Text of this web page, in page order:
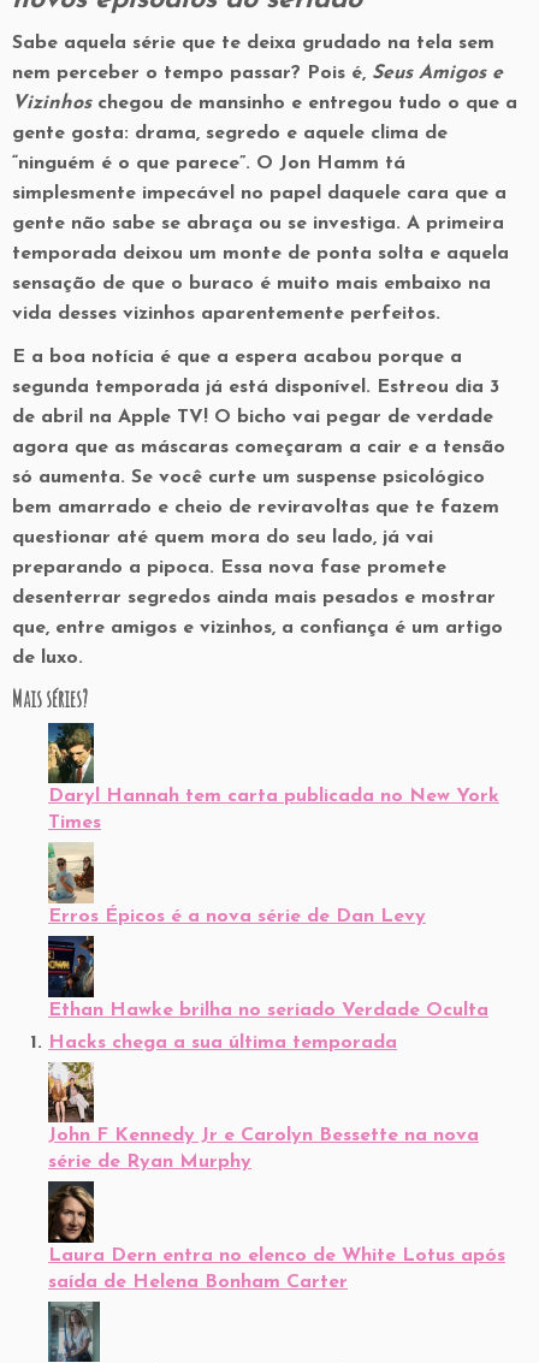
Sabe aquela série que te deixa grudado na tela sem
nem perceber o tempo passar? Pois é, Seus Amigos e
Vizinhoschegou de mansinho e entregou tudo o que a
gente gosta: drama, segredo e aquele clima de
“ninguém é o que parece”. O Jon Hamm tá
simplesmente impecável no papel daquele cara que a
gente não sabe se abraça ou se investiga. A primeira
temporada deixou um monte de ponta solta e aquela
sensação de que o buraco é muito mais embaixo na
vida desses vizinhos aparentemente perfeitos.
E a boa notícia é que a espera acabou porque a
segunda temporada já está disponível. Estreou dia 3
de abril na Apple TV! O bicho vai pegar de verdade
agora que as máscaras começaram a cair e a tensão
só aumenta. Se você curte um suspense psicológico
bem amarrado e cheio de reviravoltas que te fazem
questionar até quem mora do seu lado, já vai
preparando a pipoca. Essa nova fase promete
desenterrar segredos ainda mais pesados e mostrar
que, entre amigos e vizinhos, a confiança é um artigo
de luxo.
Mais séries?
Daryl Hannah tem carta publicada no New York
Times
Erros Épicos é a nova série de Dan Levy
Ethan Hawke brilha no seriado Verdade Oculta
Hacks chega a sua última temporada
John F Kennedy Jr e Carolyn Bessette na nova
série de Ryan Murphy
Laura Dern entra no elenco de White Lotus após
saída de Helena Bonham Carter